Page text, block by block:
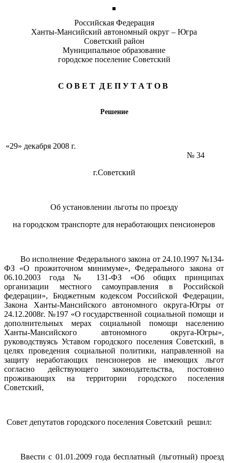
Российская Федерация
Ханты-Мансийский автономный округ – Югра
Советский район
Муниципальное образование
городское поселение Советский
С О В Е Т Д Е П У Т А Т О В
Решение
«29» декабря 2008 г.
№ 34
г.Советский
Об установлении льготы по проезду
на городском транспорте для неработающих пенсионеров
Во исполнение Федерального закона от 24.10.1997 №134-
ФЗ «О прожиточном минимуме», Федерального закона от
06.10.2003 года № 131-ФЗ «Об общих принципах
организации местного самоуправления в Российской
федерации», Бюджетным кодексом Российской Федерации,
Закона Ханты-Мансийского автономного округа-Югры от
24.12.2008г. №197 «О государственной социальной помощи и
дополнительных мерах социальной помощи населению
Ханты-Мансийского автономного округа-Югры»,
руководствуясь Уставом городского поселения Советский, в
целях проведения социальной политики, направленной на
защиту неработающих пенсионеров не имеющих льгот
согласно действующего законодательства, постоянно
проживающих на территории городского поселения
Советский,
Совет депутатов городского поселения Советский решил:
Ввести с 01.01.2009 года бесплатный (льготный) проезд